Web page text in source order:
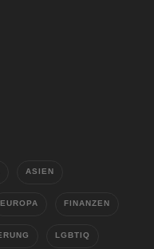
ASIEN
EUROPA FINANZEN
LGBTIQ